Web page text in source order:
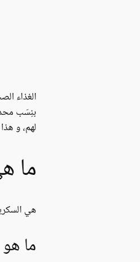
الغذاء
بنِسَب
لهم، و
ما
هي
ما